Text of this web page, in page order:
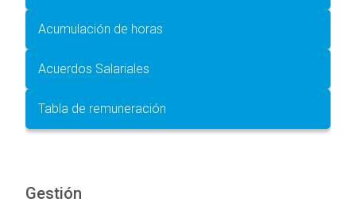
Acumulación de horas
Acuerdos Salariales
Tabla de remuneración
Gestión